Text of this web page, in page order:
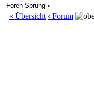
« Übersicht ‹ Forum